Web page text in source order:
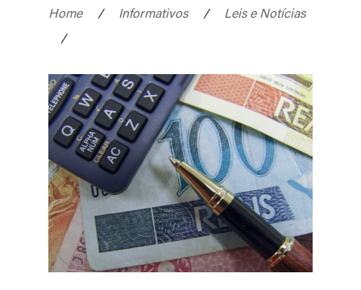
Home / Informativos /
Leis e Notícias
/